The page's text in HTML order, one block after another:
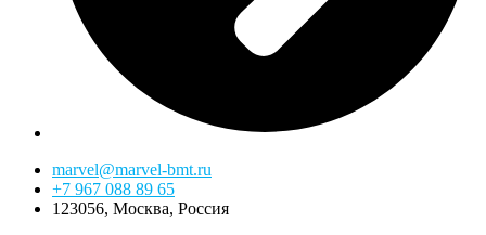
marvel@marvel-bmt.ru
+7 967 088 89 65
123056, Москва, Россия